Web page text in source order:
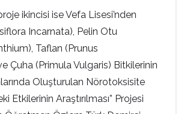
ikincisi ise Vefa Lisesi’nden
Incarnata), Pelin Otu
Taflan (Prunus
Çuha (Primula Vulgaris) Bitkilerinin
Oluşturulan Nörotoksisite
Etkilerinin Araştırılması” Projesi